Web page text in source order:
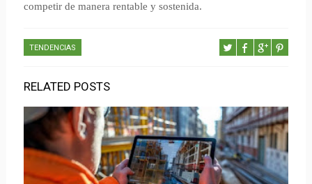
competir de manera rentable y sostenida.
TENDENCIAS
RELATED POSTS